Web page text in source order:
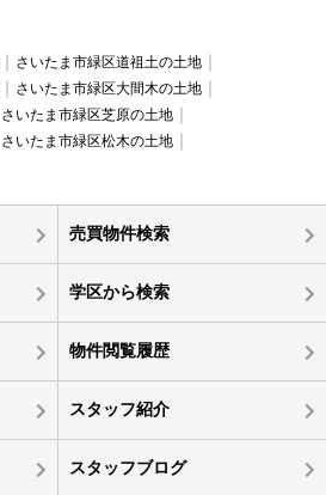
さいたま市緑区道祖土の土地
さいたま市緑区大間木の土地
さいたま市緑区芝原の土地
さいたま市緑区松木の土地
売買物件検索
学区から検索
物件閲覧履歴
スタッフ紹介
スタッフブログ